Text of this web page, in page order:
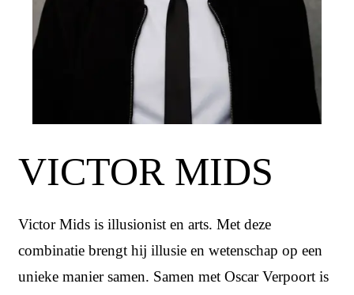
VICTOR MIDS
Victor Mids is illusionist en arts. Met deze
combinatie brengt hij illusie en wetenschap op een
unieke manier samen. Samen met Oscar Verpoort is